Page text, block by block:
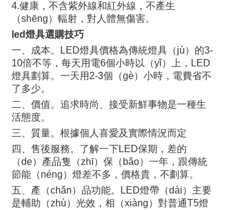
4.健康，不含紫外線和紅外線，不產生
（shēng）輻射，對人體無傷害。
led燈具選購技巧
一、成本。LED燈具價格為傳統燈具（jù）的3-
10倍不等，每天用電6個小時以（yǐ）上，LED
燈具劃算。一天用2-3個（gè）小時，電費省不
了多少。
二、價值。追求時尚、接受新鮮事物是一種生
活態度。
三、質量。根據個人喜愛及實際情況而定
四、售後服務。了解一下LED保期，差的
（de）產品隻（zhī）保（bǎo）一年，跟傳統
節能（néng）燈差不多，價格貴，不劃算。
五、產（chǎn）品功能。LED燈帶（dài）主要
是輔助（zhù）光效，相（xiàng）對普通T5燈